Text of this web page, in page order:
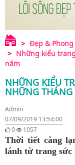
Đẹp & Phong
Những kiểu
năm
NHỮNG KIỂU
NHỮNG
Admin
07/09/2019 13:54:00
0
1057
Thời tiết càng
lánh từ trang sức